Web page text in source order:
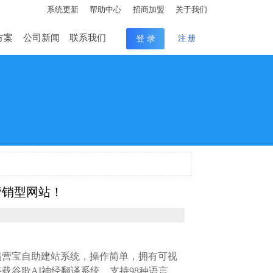
系统更新 帮助中心 招商加盟 关于我们
案 公司新闻 联系我们 登 录 注 册
型网站！
宝自助建站系统，操作简单，拥有可视